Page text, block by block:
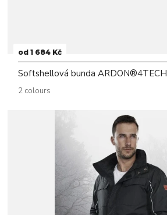
od 1 684 Kč
Softshellová bunda ARDON®4TECH
2 colours